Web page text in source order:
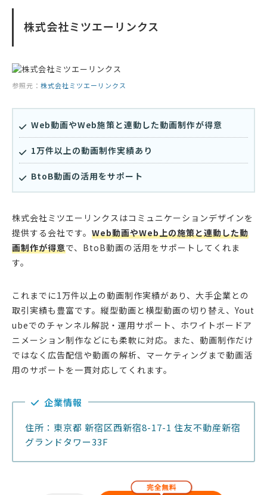
株式会社ミツエーリンクス
参照元： 株式会社ミツエーリンクス
Web動画やWeb施策と連動した動画制作が得意
1万件以上の動画制作実績あり
BtoB動画の活用をサポート
株式会社ミツエーリンクスはコミュニケーションデザインを
提供する会社です。 Web動画やWeb上の施策と連動した動
画制作が得意で、BtoB動画の活用をサポートしてくれま
す。
これまでに1万件以上の動画制作実績があり、大手企業との
取引実績も豊富です。縦型動画と横型動画の切り替え、Yout
ubeでのチャンネル解説・運用サポート、ホワイトボードア
ニメーション制作などにも柔軟に対応。また、動画制作だけ
ではなく広告配信や動画の解析、マーケティングまで動画活
用のサポートを一貫対応してくれます。
企業情報
住所：東京都 新宿区西新宿8-17-1 住友不動産新宿
グランドタワー33F